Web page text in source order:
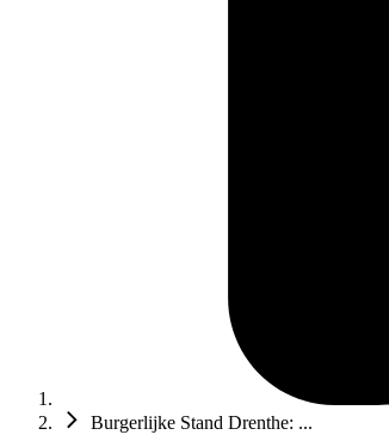
Burgerlijke Stand Drenthe: ...